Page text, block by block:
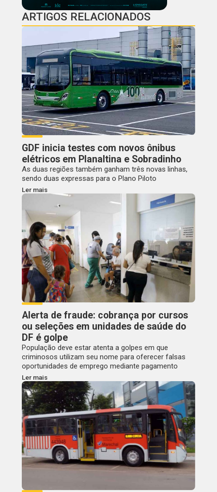
ARTIGOS RELACIONADOS
GDF inicia testes com novos ônibus
elétricos em Planaltina e Sobradinho
As duas regiões também ganham três novas linhas,
sendo duas expressas para o Plano Piloto
Ler mais
Alerta de fraude: cobrança por cursos
ou seleções em unidades de saúde do
DF é golpe
População deve estar atenta a golpes em que
criminosos utilizam seu nome para oferecer falsas
oportunidades de emprego mediante pagamento
Ler mais